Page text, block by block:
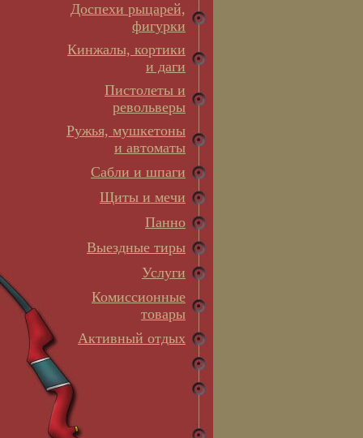
Доспехи рыцарей,
фигурки
Кинжалы, кортики
и даги
Пистолеты и
револьверы
Ружья, мушкетоны
и автоматы
Сабли и шпаги
Щиты и мечи
Панно
Выездные тиры
Услуги
Комиссионные
товары
Активный отдых